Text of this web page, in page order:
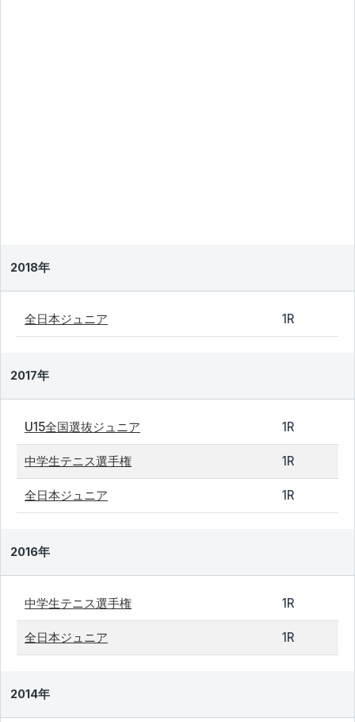
2018年
全日本ジュニア 1R
2017年
U15全国選抜ジュニア 1R
中学生テニス選手権 1R
全日本ジュニア 1R
2016年
中学生テニス選手権 1R
全日本ジュニア 1R
2014年